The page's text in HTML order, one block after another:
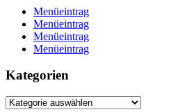
Menüeintrag
Menüeintrag
Menüeintrag
Menüeintrag
Kategorien
Kategorien